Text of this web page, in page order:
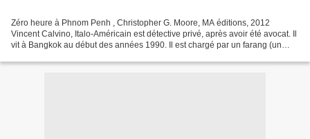
Zéro heure à Phnom Penh , Christopher G. Moore, MA éditions, 2012
Vincent Calvino, Italo-Américain est détective privé, après avoir été avocat. Il
vit à Bangkok au début des années 1990. Il est chargé par un farang (un